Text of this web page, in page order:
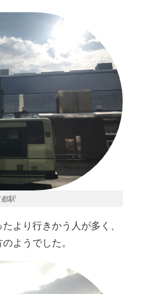
駅
より行きかう人が多く、
ようでした。